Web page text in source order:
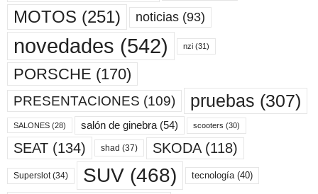
MOTOS (251) noticias (93)
novedades (542) nzi (31)
PORSCHE (170)
PRESENTACIONES (109) pruebas (307)
SALONES (28) salón de ginebra(54) scooters (30)
SEAT (134) shad (37) SKODA(118)
Superslot(34) SUV (468) tecnología(40)